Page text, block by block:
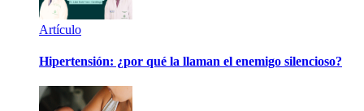
Artículo
Hipertensión: ¿por qué la llaman el enemigo silencioso?